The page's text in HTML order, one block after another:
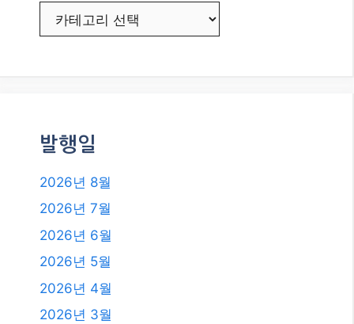
발행일
2026년 8월
2026년 7월
2026년 6월
2026년 5월
2026년 4월
2026년 3월